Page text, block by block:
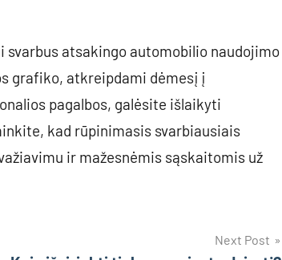
atsakingo automobilio naudojimo
grafiko, atkreipdami dėmesį į
pagalbos, galėsite išlaikyti
kad rūpinimasis svarbiausiais
ir mažesnėmis sąskaitomis už
Next Post